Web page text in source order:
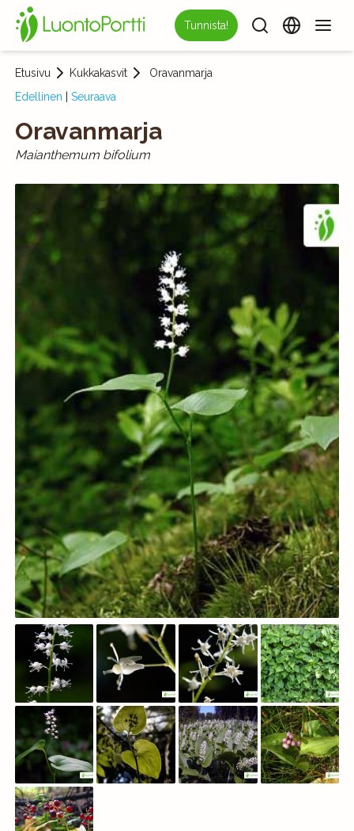
Tunnista!
Etusivu Kukkakasvit
Oravanmarja
Edellinen
Seuraava
Oravanmarja
Maianthemum bifolium